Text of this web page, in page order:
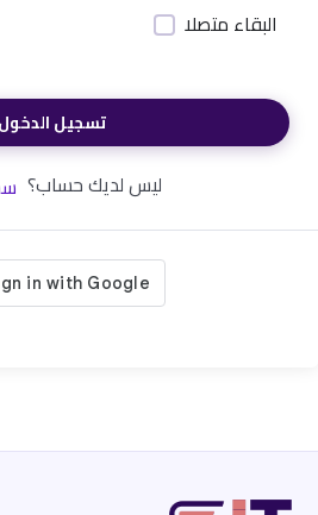
البقاء متصلا
تسجيل الدخول
ليس لديك حساب؟